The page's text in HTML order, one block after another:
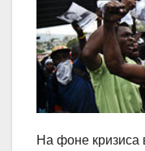
На фоне кризиса